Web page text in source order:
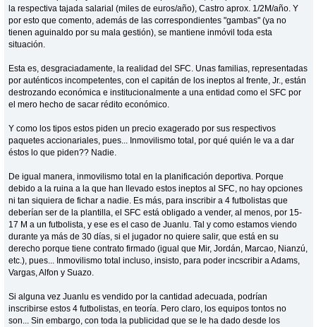
la respectiva tajada salarial (miles de euros/año), Castro aprox. 1/2M/año. Y
por esto que comento, además de las correspondientes "gambas" (ya no
tienen aguinaldo por su mala gestión), se mantiene inmóvil toda esta
situación.
Esta es, desgraciadamente, la realidad del SFC. Unas familias, representadas
por auténticos incompetentes, con el capitán de los ineptos al frente, Jr., están
destrozando económica e institucionalmente a una entidad como el SFC por
el mero hecho de sacar rédito económico.
Y como los tipos estos piden un precio exagerado por sus respectivos
paquetes accionariales, pues... Inmovilismo total, por qué quién le va a dar
éstos lo que piden?? Nadie.
De igual manera, inmovilismo total en la planificación deportiva. Porque
debido a la ruina a la que han llevado estos ineptos al SFC, no hay opciones
ni tan siquiera de fichar a nadie. Es más, para inscribir a 4 futbolistas que
deberían ser de la plantilla, el SFC está obligado a vender, al menos, por 15-
17 M a un futbolista, y ese es el caso de Juanlu. Tal y como estamos viendo
durante ya más de 30 días, si el jugador no quiere salir, que está en su
derecho porque tiene contrato firmado (igual que Mir, Jordán, Marcao, Nianzú,
etc.), pues... Inmovilismo total incluso, insisto, para poder incscribir a Adams,
Vargas, Alfon y Suazo.
Si alguna vez Juanlu es vendido por la cantidad adecuada, podrían
inscribirse estos 4 futbolistas, en teoría. Pero claro, los equipos tontos no
son... Sin embargo, con toda la publicidad que se le ha dado desde los